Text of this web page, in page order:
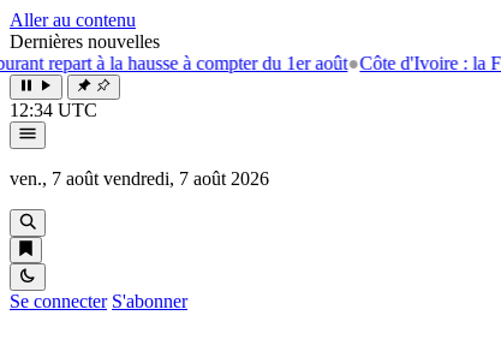
Aller au contenu
Dernières nouvelles
à la hausse à compter du 1er août●Côte d'Ivoire : la FIF tourne
12:34 UTC
ven., 7 août vendredi, 7 août 2026
Se connecter S'abonner